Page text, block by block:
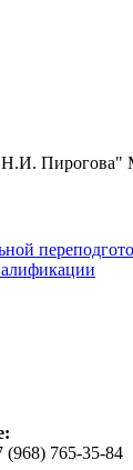
Пирогова"
(968) 765-35-84